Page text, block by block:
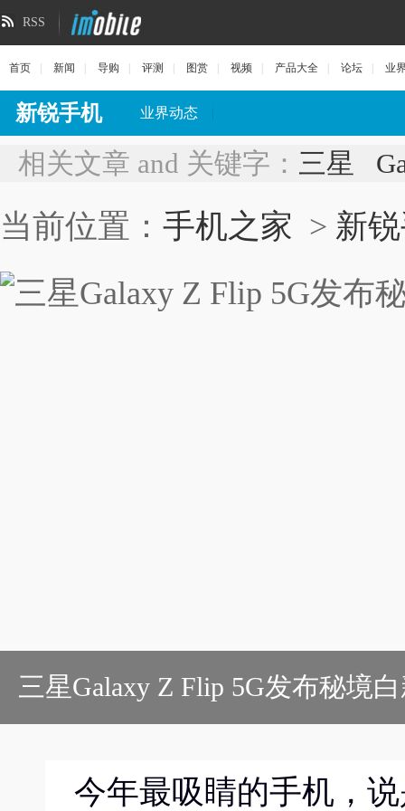
RSS
首页 新闻 导购 评测 图赏 视频 产品大全 论坛 业
新锐手机 业界动态
相关文章 and 关键字： 三星
当前位置： 手机之家 > 新
三星Galaxy Z Flip 5G发布秘境
今年最吸睛的手机 ，